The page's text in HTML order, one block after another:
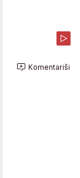
Komentariši